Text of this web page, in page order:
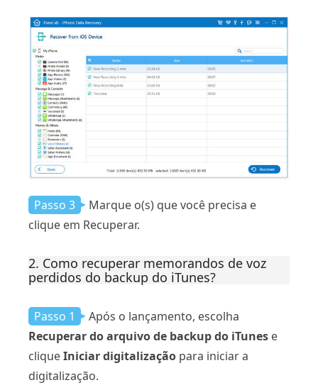
Passo 3
Marque o(s) que você precisa e
clique em Recuperar.
2. Como recuperar memorandos de voz
perdidos do backup do iTunes?
Passo 1
Após o lançamento, escolha
Recuperar do arquivo de backup do iTunes e
cliqueIniciar digitalização para iniciar a
digitalização.